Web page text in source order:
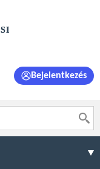
Bejelentkezés